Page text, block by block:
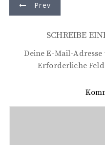
e
g
Prev
SCHREIBE
Deine E-Mail-
Erforderliche